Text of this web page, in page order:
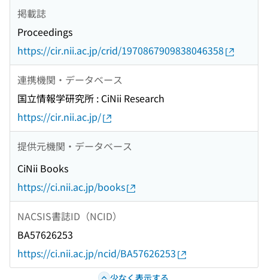
掲載誌
Proceedings
https://cir.nii.ac.jp/crid/1970867909838046358
連携機関・データベース
国立情報学研究所 : CiNii Research
https://cir.nii.ac.jp/
提供元機関・データベース
CiNii Books
https://ci.nii.ac.jp/books
NACSIS書誌ID（NCID）
BA57626253
https://ci.nii.ac.jp/ncid/BA57626253
少なく表示する